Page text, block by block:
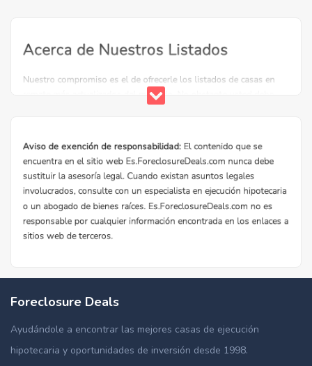
Foreclosure Deals
Ayudándole a encontrar las mejores casas de ejecución
hipotecaria y oportunidades de inversión desde 1998.